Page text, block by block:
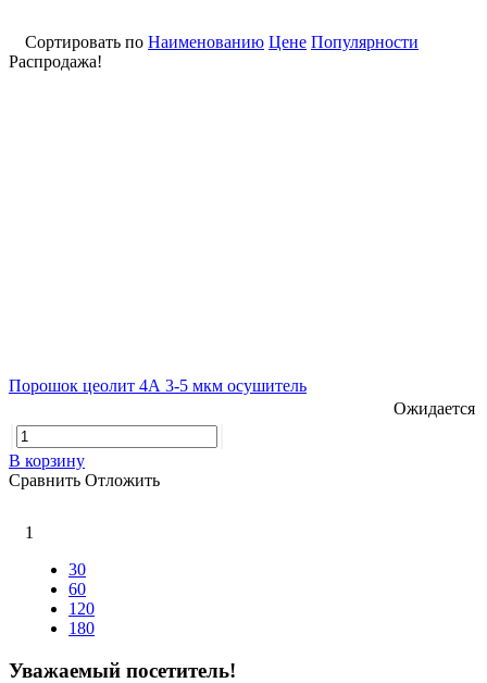
Сортировать по Наименованию Цене Популярности
Распродажа!
Порошок цеолит 4А 3-5 мкм осушитель
Ожидается
В корзину
Сравнить Отложить
1
30
60
120
180
Уважаемый посетитель!